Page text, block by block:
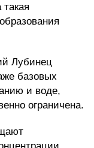
Лубинец
базовых
и воде,
ограничена.